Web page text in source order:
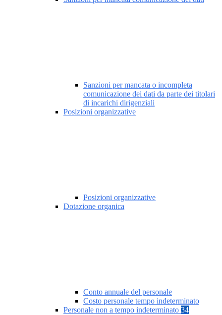
Sanzioni per mancata o incompleta
comunicazione dei dati da parte dei titolari
di incarichi dirigenziali
Posizioni organizzative
Posizioni organizzative
Dotazione organica
Conto annuale del personale
Costo personale tempo indeterminato
Personale non a tempo indeterminato 34